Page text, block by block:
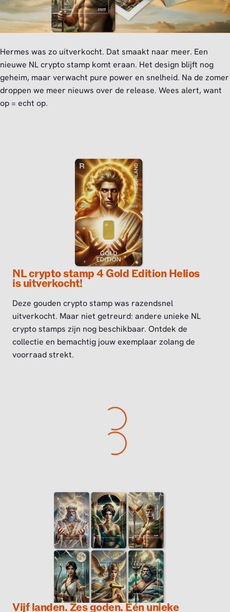
Hermes was zo uitverkocht. Dat smaakt naar meer. Een
nieuwe NL crypto stamp komt eraan. Het design blijft nog
geheim, maar verwacht pure power en snelheid. Na de zomer
droppen we meer nieuws over de release. Wees alert, want
op = echt op.
NL crypto stamp 4 Gold Edition Helios
is uitverkocht!
Deze gouden crypto stamp was razendsnel
uitverkocht. Maar niet getreurd: andere unieke NL
crypto stamps zijn nog beschikbaar. Ontdek de
collectie en bemachtig jouw exemplaar zolang de
voorraad strekt.
Vijf landen. Zes goden. Eén unieke